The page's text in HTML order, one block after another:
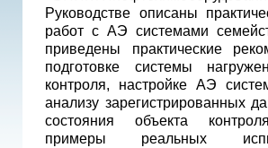
Руководстве описаны
работ с АЭ системами
приведены практические
подготовке системы
контроля, настройке АЭ
анализу зарегистрированных
состояния объекта
примеры реальных